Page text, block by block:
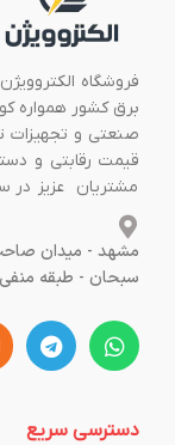
فروشگاه
برق کشور همواره
صنعتی و تجهیزات
قیمت رقابتی و
مشتریان عزیز در
مشهد - میدان
سبحان - طبقه منفی
دسترسی سریع